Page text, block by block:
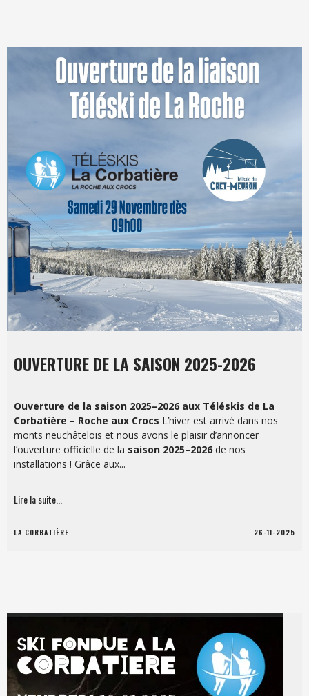
OUVERTURE DE LA SAISON 2025-2026
Ouverture de la saison 2025–2026 aux Téléskis de La
Corbatière – Roche aux Crocs L’hiver est arrivé dans nos
monts neuchâtelois et nous avons le plaisir d’annoncer
l’ouverture officielle de la saison 2025–2026 de nos
installations ! Grâce aux...
Lire la suite...
LA CORBATIÈRE 26-11-2025